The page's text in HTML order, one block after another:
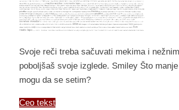
Svoje reči treba sačuvati mekima i
poboljšaš svoje izglede. Smiley Što
mogu da se setim?
Ceo tekst